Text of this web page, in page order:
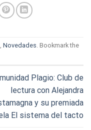
, Novedades. Bookmark the
Plagio: Club de
lectura con Alejandra
y su premiada
El sistema del tacto